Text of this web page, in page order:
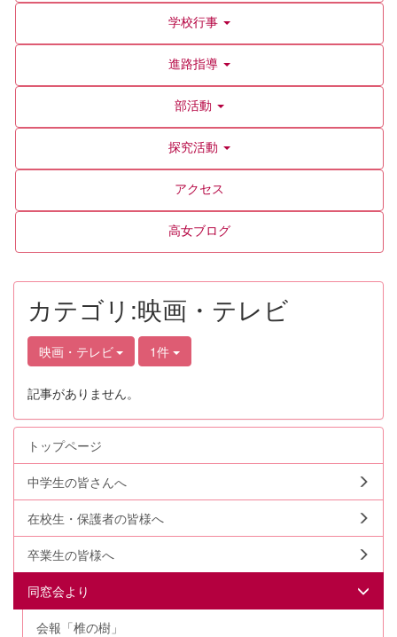
学校行事
進路指導
部活動
探究活動
アクセス
高女ブログ
カテゴリ:映画・テレビ
映画・テレビ 1件
記事がありません。
トップページ
中学生の皆さんへ
在校生・保護者の皆様へ
卒業生の皆様へ
同窓会より
会報「椎の樹」